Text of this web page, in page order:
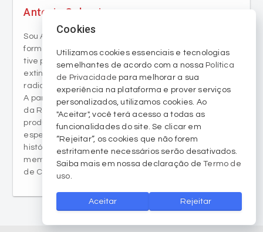
formado pela Faculdade SATC em 2011. Desde 2003
tive passagens na área do jornalismo esportivo pelo
extinto site canalcriciuma.com, Rádio Band FM,
radiocriciuma.com.br, TV Criciúma/Canal19 e RCR TV.
A partir de 2009, comecei a atuar no jornalismo geral
da Rádio Eldorado AM/FM, exercendo as funções de
produtor e locutor. Nos últimos três anos, tenho me
especializado em projetos vinculados ao jornalismo
histórico. Através deste blog, pretendo resgatar a
memória de fatos que marcaram os acontecimentos
de Criciúma, de Santa Catarina, do Brasil e do Mundo.
Últimas notícias em destaque
Cookies
Utilizamos cookies essenciais e tecnologias
semelhantes de acordo com a nossa Política
de Privacidade para melhorar a sua
experiência na plataforma e prover serviços
personalizados, utilizamos cookies. Ao
"Aceitar", você terá acesso a todas as
funcionalidades do site. Se clicar em
“Rejeitar”, os cookies que não forem
estritamente necessários serão desativados.
Saiba mais em nossa declaração deTermo de
uso.
Aceitar Rejeitar